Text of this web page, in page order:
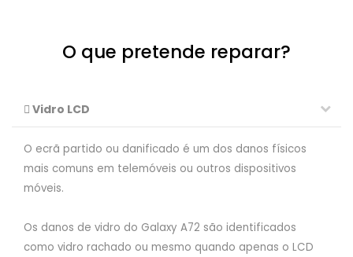
O que pretende reparar?
Vidro LCD
O ecrã partido ou danificado é um dos danos físicos
mais comuns em telemóveis ou outros dispositivos
móveis.
Os danos de vidro do Galaxy A72 são identificados
como vidro rachado ou mesmo quando apenas o LCD